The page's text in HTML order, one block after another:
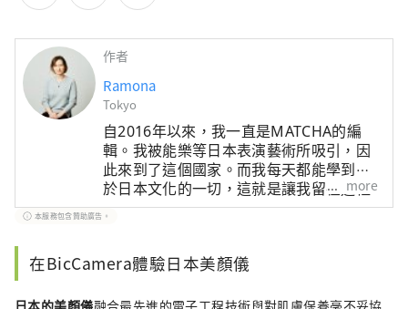
作者
Ramona
Tokyo
自2016年以來，我一直是MATCHA的編
輯。我被能樂等日本表演藝術所吸引，因
此來到了這個國家。而我每天都能學到關
於日本文化的一切，這就是讓我留在這裡
的原因。 自2012年以來，我一直在學習
文學網站「文學金魚」上閱讀。
more
本服務包含贊助廣告。
在BicCamera體驗日本美顏儀
日本的美顏儀融合最先進的電子工程技術與對肌膚保養毫不妥協